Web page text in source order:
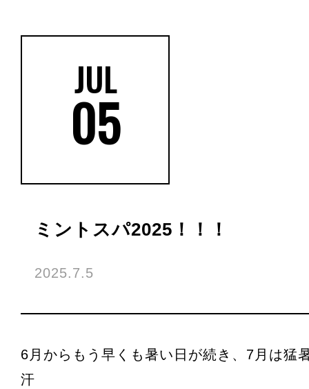
JUL
05
ミントスパ2025！！！
2025.7.5
6月からもう早くも暑い日が続き、7月は猛
汗